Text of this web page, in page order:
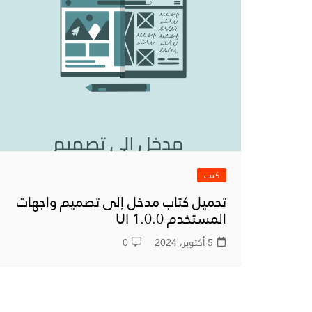
مواقع العروض التقديمية
مواقع متنوعة
كتب
تحميل كتاب مدخل إلى تصميم واجهات
المستخدم UI 1.0.0
5 أكتوبر، 2024 0